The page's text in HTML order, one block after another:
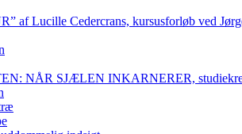
af Lucille Cedercrans, kursusforløb ved
NÅR SJÆLEN INKARNERER,